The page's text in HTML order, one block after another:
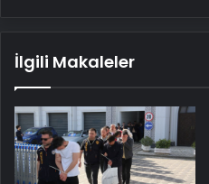
İlgili Makaleler